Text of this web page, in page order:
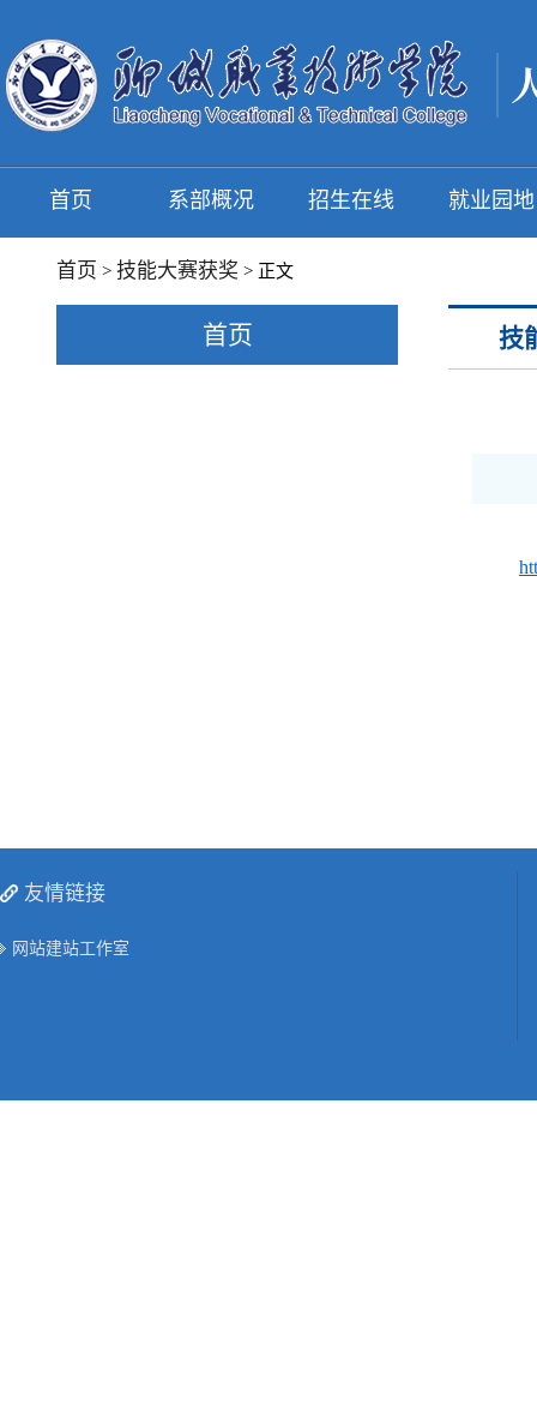
首页 系部概况 招生在线 就业园地
首页 > 技能大赛获奖 > 正文
首页 技
友情链接
网站建站工作室